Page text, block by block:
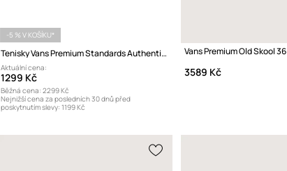
-5 % V KOŠÍKU*
Tenisky Vans Premium Standards Authentic Reissue 44
Aktuální cena:
1299 Kč
Běžná cena: 2299 Kč
Nejnižší cena za posledních 30 dnů před
poskytnutím slevy: 1199 Kč
3589 Kč